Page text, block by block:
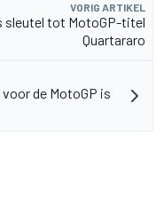
VORIG ARTIKEL
sleutel tot MotoGP-titel
Quartararo
de MotoGP is